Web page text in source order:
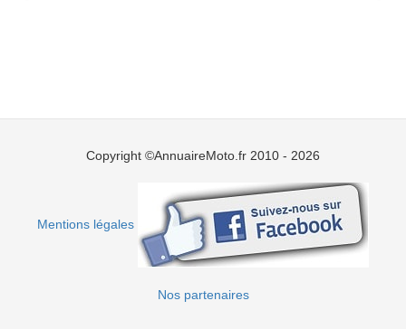
Copyright ©AnnuaireMoto.fr 2010 - 2026
Mentions légales
Nos partenaires